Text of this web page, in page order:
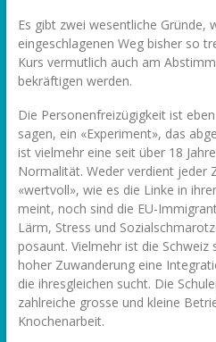
Es gibt zwei wesentliche Gründe,
eingeschlagenen Weg bisher so
Kurs vermutlich auch am
bekräftigen werden.
Die Personenfreizügigkeit ist
sagen, ein «Experiment», das
ist vielmehr eine seit über 18
Normalität. Weder verdient jeder
«wertvoll», wie es die Linke in
meint, noch sind die EU-
Lärm, Stress und
posaunt. Vielmehr ist die Schweiz
hoher Zuwanderung eine
die ihresgleichen sucht. Die
zahlreiche grosse und kleine
Knochenarbeit.